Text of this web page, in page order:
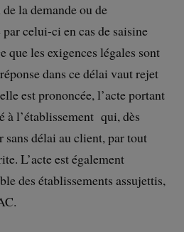
la demande ou de
celui-ci en cas de saisine
que les exigences légales sont
dans ce délai vaut rejet
est prononcée, l’acte portant
à l’établissement qui, dès
délai au client, par tout
L’acte est également
des établissements assujettis,